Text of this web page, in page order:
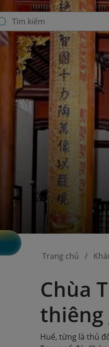
Trang chủ
Chùa
thiêng
Huế, từng là thủ